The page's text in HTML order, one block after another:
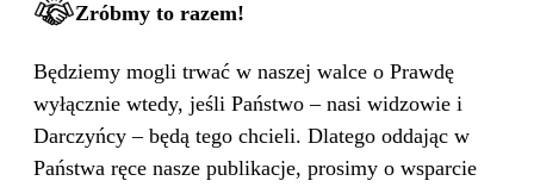
Zróbmy to razem!
Będziemy mogli trwać w naszej walce o Prawdę
wyłącznie wtedy, jeśli Państwo – nasi widzowie i
Darczyńcy – będą tego chcieli. Dlatego oddając w
Państwa ręce nasze publikacje, prosimy o wsparcie